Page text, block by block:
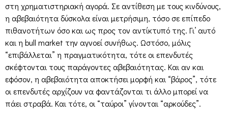
στη χρηματιστηριακή αγορά. Σε αντίθεση με τους κινδύνους,
η αβεβαιότητα δύσκολα είναι μετρήσιμη, τόσο σε επίπεδο
πιθανοτήτων όσο και ως προς τον αντίκτυπό της. Γι’ αυτό
και η bull market την αγνοεί συνήθως. Ωστόσο, μόλις
“επιβάλλεται” η πραγματικότητα, τότε οι επενδυτές
σκέφτονται τους παράγοντες αβεβαιότητας. Και αν και
εφόσον, η αβεβαιότητα αποκτήσει μορφή και “βάρος”, τότε
οι επενδυτές αρχίζουν να φαντάζονται τι άλλο μπορεί να
πάει στραβά. Και τότε, οι “ταύροι” γίνονται “αρκούδες”.